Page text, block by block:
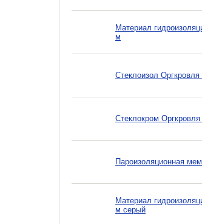
Материал
м
Стеклоизол
Стеклокром
Пароизоляционная
Материал
м серый